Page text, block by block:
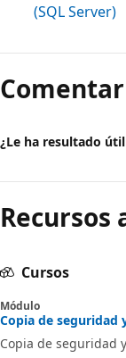
(SQL Server)
¿Le ha resultado
Recursos
Cursos
Módulo
Copia de seguridad
Copia de seguridad